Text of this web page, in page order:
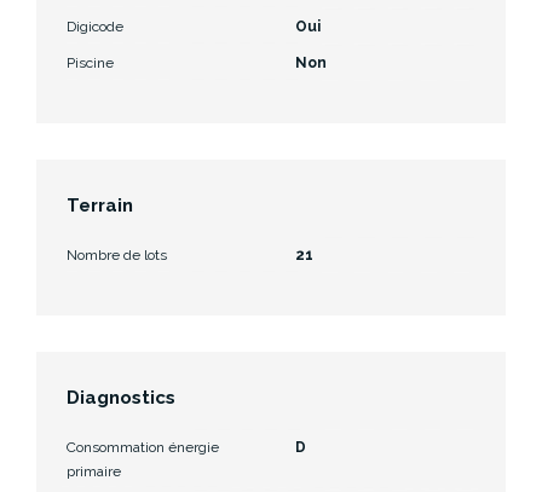
Digicode Oui
Piscine Non
Terrain
Nombre de lots 21
Diagnostics
Consommation énergie
primaire
D